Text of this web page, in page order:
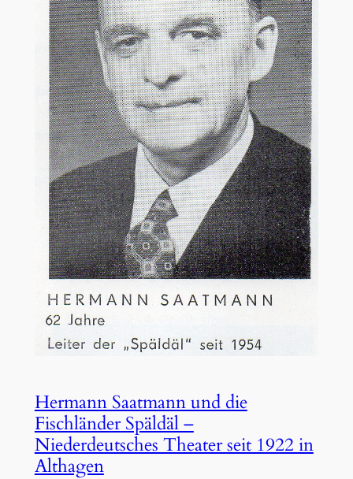
Hermann Saatmann und die
Fischländer Späldäl –
Niederdeutsches Theater seit 1922 in
Althagen